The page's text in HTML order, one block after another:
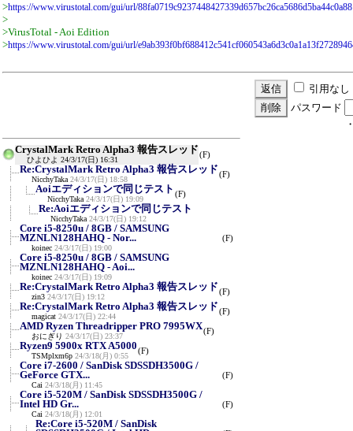
>https://www.virustotal.com/gui/url/
>
>VirusTotal - Aoi Edition
>https://www.virustotal.com/gui/url/
引用なし
パスワード
CrystalMark Retro Alpha3 報告スレッド
ひよひよ 24/3/17(日) 16:31
(F)
Re:CrystalMark Retro Alpha3 報告スレッド
NicchyTaka 24/3/17(日) 18:58
(F)
Aoiエディションで同じテスト
NicchyTaka 24/3/17(日) 19:09
(F)
Re:Aoiエディションで同じテスト
NicchyTaka 24/3/17(日) 19:12
Core i5-8250u / 8GB / SAMSUNG
MZNLN128HAHQ - Nor...
koinec 24/3/17(日) 19:00
(F)
Core i5-8250u / 8GB / SAMSUNG
MZNLN128HAHQ - Aoi...
koinec 24/3/17(日) 19:09
Re:CrystalMark Retro Alpha3 報告スレッド
zin3 24/3/17(日) 19:12
(F)
Re:CrystalMark Retro Alpha3 報告スレッド
magicat 24/3/17(日) 22:44
(F)
AMD Ryzen Threadripper PRO 7995WX
おにぎり 24/3/17(日) 23:37
(F)
Ryzen9 5900x RTX A5000
TSMplxm6p 24/3/18(月) 0:55
(F)
Core i7-2600 / SanDisk SDSSDH3500G /
GeForce GTX...
Cai 24/3/18(月) 11:45
(F)
Core i5-520M / SanDisk SDSSDH3500G /
Intel HD Gr...
Cai 24/3/18(月) 12:01
(F)
Re:Core i5-520M / SanDisk